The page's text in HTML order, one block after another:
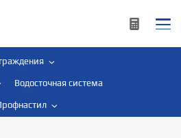
Водосточная система